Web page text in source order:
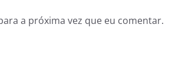
a próxima vez que eu comentar.